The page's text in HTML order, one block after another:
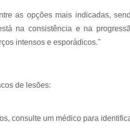
as opções mais indicadas,
na consistência e na
intensos e esporádicos."
de lesões:
consulte um médico para